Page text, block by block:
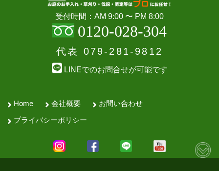
受付時間：AM 9:00 〜 PM 8:00
0120-028-304
代表 079-281-9812
LINEでのお問合せが可能です
Home 会社概要
お問い合わせ
プライバシーポリシー